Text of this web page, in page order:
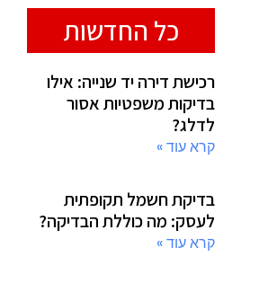
כל החדשות
רכישת דירה יד שנייה: אילו
בדיקות משפטיות אסור
לדלג?
קרא עוד »
בדיקת חשמל תקופתית
לעסק: מה כוללת הבדיקה?
קרא עוד »